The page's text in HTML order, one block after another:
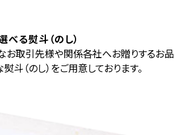
べる熨斗（のし）
取引先様や関係各社へお贈りするお品
斗（のし）をご用意しております。